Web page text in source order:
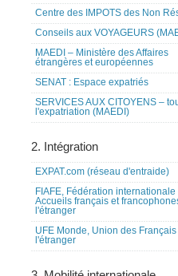
Centre des IMPOTS des Non
Conseils aux VOYAGEURS
MAEDI – Ministère des Affaires
étrangères et européennes
SENAT : Espace expatriés
SERVICES AUX CITOYENS –
l'expatriation (MAEDI)
2. Intégration
EXPAT.com (réseau d'entraide)
FIAFE, Fédération internationale
Accueils français et
l'étranger
UFE Monde, Union des Français
l'étranger